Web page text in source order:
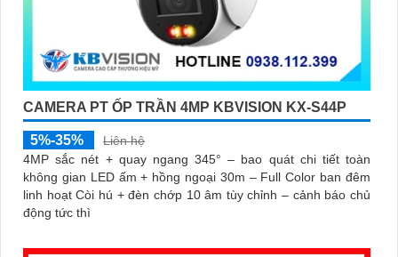
CAMERA PT ỐP TRẦN 4MP KBVISION KX-S44P
5%-35%
Liên hệ
4MP sắc nét + quay ngang 345° – bao quát chi tiết toàn
không gian LED ấm + hồng ngoại 30m – Full Color ban đêm
linh hoạt Còi hú + đèn chớp 10 âm tùy chỉnh – cảnh báo chủ
động tức thì